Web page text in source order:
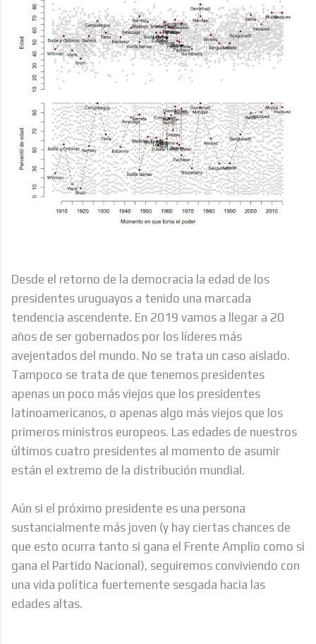
Desde el retorno de la democracia la edad de los
presidentes uruguayos a tenido una marcada
tendencia ascendente. En 2019 vamos a llegar a 20
años de ser gobernados por los líderes más
avejentados del mundo. No se trata un caso aislado.
Tampoco se trata de que tenemos presidentes
apenas un poco más viejos que los presidentes
latinoamericanos, o apenas algo más viejos que los
primeros ministros europeos. Las edades de nuestros
últimos cuatro presidentes al momento de asumir
están el extremo de la distribución mundial.
Aún si el próximo presidente es una persona
sustancialmente más joven (y hay ciertas chances de
que esto ocurra tanto si gana el Frente Amplio como si
gana el Partido Nacional), seguiremos conviviendo con
una vida política fuertemente sesgada hacia las
edades altas.